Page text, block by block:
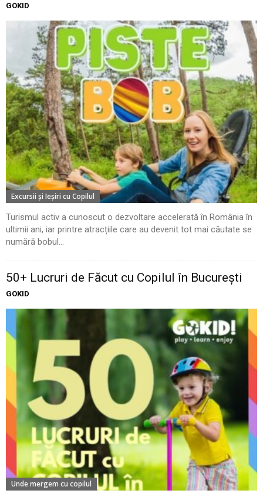
GOKID
Excursii şi Ieşiri cu Copilul
Turismul activ a cunoscut o dezvoltare accelerată în România în
ultimii ani, iar printre atracțiile care au devenit tot mai căutate se
numără bobul...
50+ Lucruri de Făcut cu Copilul în București
GOKID
Unde mergem cu copilul